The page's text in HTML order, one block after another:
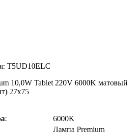
T5UD10ELC
10,0W Tablet 220V 6000K матовый
27x75
:
6000K
Лампа Premium